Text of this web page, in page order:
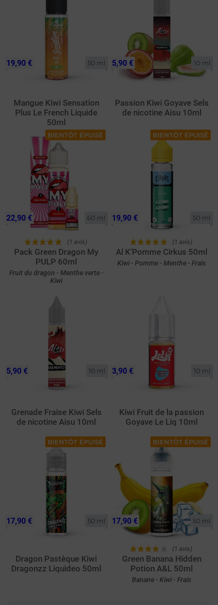
50 ml
Mangue Kiwi Sensation
Plus Le French Liquide
50ml
19,90 € 10 ml
Passion Kiwi Goyave Sels
de nicotine Aisu 10ml
5,90 €
BIENTÔT ÉPUISÉ
60 ml
(1 avis)
Pack Green Dragon My
PULP 60ml
Fruit du dragon - Menthe verte -
Kiwi
22,90 €
BIENTÔT ÉPUISÉ
50 ml
(1 avis)
Al K'Pomme Cirkus 50ml
Kiwi - Pomme - Menthe - Frais
19,90 €
10 ml
Grenade Fraise Kiwi Sels
de nicotine Aisu 10ml
5,90 € 10 ml
Kiwi Fruit de la passion
Goyave Le Liq 10ml
3,90 €
BIENTÔT ÉPUISÉ
50 ml
Dragon Pastèque Kiwi
Dragonzz Liquideo 50ml
17,90 €
BIENTÔT ÉPUISÉ
50 ml
(1 avis)
Green Banana Hidden
Potion A&L 50ml
Banane - Kiwi - Frais
17,90 €